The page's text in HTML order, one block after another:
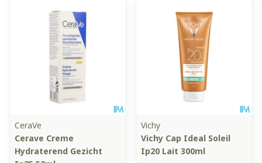
CeraVe
Cerave Creme
Hydraterend Gezicht
Vichy
Vichy Cap Ideal Soleil
Ip20 Lait 300ml